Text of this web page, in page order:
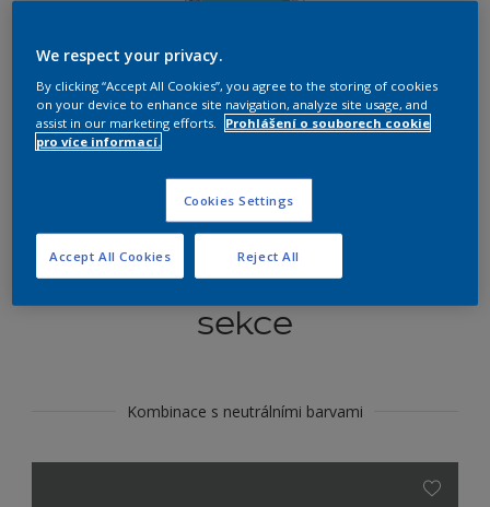
Najít výrobek v tomto odstínu
Koordinovat barevné
sekce
Kombinace s neutrálními barvami
We respect your privacy.
By clicking “Accept All Cookies”, you agree to the storing of cookies
on your device to enhance site navigation, analyze site usage, and
assist in our marketing efforts.
Prohlášení o souborech cookie
pro více informací.
Cookies Settings
Reject All
Accept All Cookies